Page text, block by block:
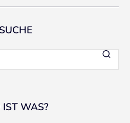
SUCHE
WAS?